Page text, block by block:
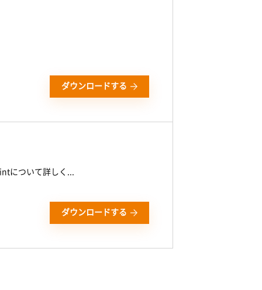
ダウンロードする
について詳しく...
ダウンロードする